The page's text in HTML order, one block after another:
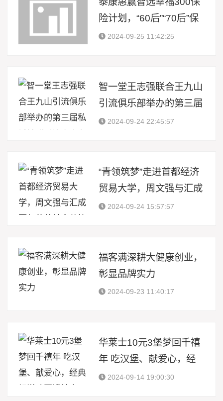
险计划，“60后”“70后”保
险优选
2024-09-25 11:42:25
智一堂王志强联合王九山
引流俱乐部举办的第三届
私域社群引流大会在广州
2024-09-24 22:45:57
“青领筑梦”走进首都经济
贸易大学，周文强与汇成
百年慈善基金共筑青年未
2024-09-24 15:57:57
福客满深耕大健康创业，
彰显品牌实力
2024-09-23 11:40:17
华莱士10元3堡梦回千禧
年 吃汉堡、献爱心，经
典好滋味回馈社会
2024-09-14 19:00:30